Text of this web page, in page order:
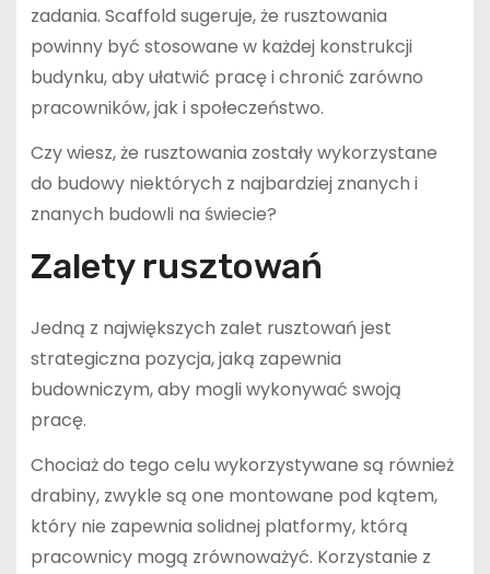
zadania. Scaffold sugeruje, że rusztowania
powinny być stosowane w każdej konstrukcji
budynku, aby ułatwić pracę i chronić zarówno
pracowników, jak i społeczeństwo.
Czy wiesz, że rusztowania zostały wykorzystane
do budowy niektórych z najbardziej znanych i
znanych budowli na świecie?
Zalety rusztowań
Jedną z największych zalet rusztowań jest
strategiczna pozycja, jaką zapewnia
budowniczym, aby mogli wykonywać swoją
pracę.
Chociaż do tego celu wykorzystywane są również
drabiny, zwykle są one montowane pod kątem,
który nie zapewnia solidnej platformy, którą
pracownicy mogą zrównoważyć. Korzystanie z